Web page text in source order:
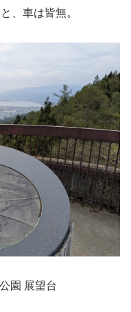
、車は皆無。
園 展望台